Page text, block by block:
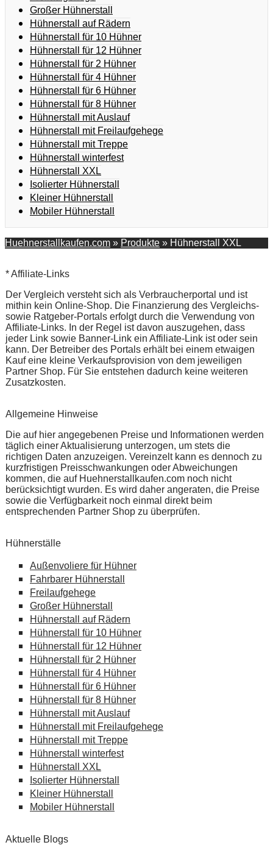
Großer Hühnerstall
Hühnerstall auf Rädern
Hühnerstall für 10 Hühner
Hühnerstall für 12 Hühner
Hühnerstall für 2 Hühner
Hühnerstall für 4 Hühner
Hühnerstall für 6 Hühner
Hühnerstall für 8 Hühner
Hühnerstall mit Auslauf
Hühnerstall mit Freilaufgehege
Hühnerstall mit Treppe
Hühnerstall winterfest
Hühnerstall XXL
Isolierter Hühnerstall
Kleiner Hühnerstall
Mobiler Hühnerstall
Huehnerstallkaufen.com » Produkte » Hühnerstall XXL
* Affiliate-Links
Der Vergleich versteht sich als Verbraucherportal und ist
mithin kein Online-Shop. Die Finanzierung des Vergleichs-
sowie Ratgeber-Portals erfolgt durch die Verwendung von
Affiliate-Links. In der Regel ist davon auszugehen, dass
jeder Link sowie Banner-Link ein Affiliate-Link ist oder sein
kann. Der Betreiber des Portals erhält bei einem etwaigen
Kauf eine kleine Verkaufsprovision von dem jeweiligen
Partner Shop. Für Sie entstehen dadurch keine weiteren
Zusatzkosten.
Allgemeine Hinweise
Die auf hier angegebenen Preise und Informationen werden
täglich einer Aktualisierung unterzogen, um stets die
richtigen Daten anzuzeigen. Vereinzelt kann es dennoch zu
kurzfristigen Preisschwankungen oder Abweichungen
kommen, die auf Huehnerstallkaufen.com noch nicht
berücksichtigt wurden. Es wird daher angeraten, die Preise
sowie die Verfügbarkeit noch einmal direkt beim
entsprechenden Partner Shop zu überprüfen.
Hühnerställe
Außenvoliere für Hühner
Fahrbarer Hühnerstall
Freilaufgehege
Großer Hühnerstall
Hühnerstall auf Rädern
Hühnerstall für 10 Hühner
Hühnerstall für 12 Hühner
Hühnerstall für 2 Hühner
Hühnerstall für 4 Hühner
Hühnerstall für 6 Hühner
Hühnerstall für 8 Hühner
Hühnerstall mit Auslauf
Hühnerstall mit Freilaufgehege
Hühnerstall mit Treppe
Hühnerstall winterfest
Hühnerstall XXL
Isolierter Hühnerstall
Kleiner Hühnerstall
Mobiler Hühnerstall
Aktuelle Blogs